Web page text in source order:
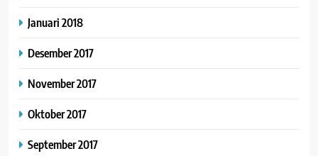
Januari 2018
Desember 2017
November 2017
Oktober 2017
September 2017